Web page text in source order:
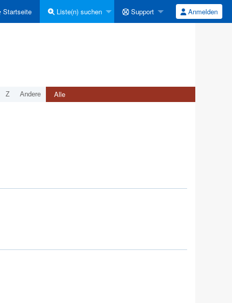
Startseite Liste(n) suchen Support Anmelden
Z Andere Alle